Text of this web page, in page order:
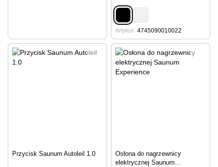
Artykuł 4745090010022
Przycisk Saunum Autoleil 1.0
Osłona do nagrzewnicy
elektrycznej Saunum